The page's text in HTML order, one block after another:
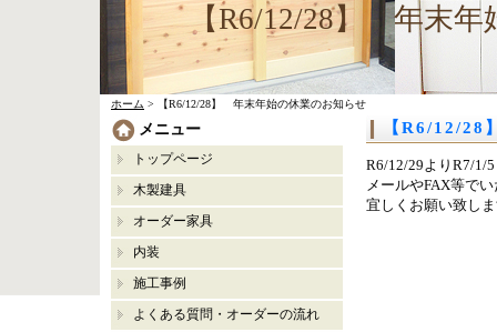
【R6/12/28】 年末年
ホーム > 【R6/12/28】 年末年始の休業のお知らせ
【R6/12/28
R6/12/29よりR7/1/
メールやFAX等で
宜しくお願い致し
メニュー
トップページ
木製建具
オーダー家具
内装
施工事例
よくある質問・オーダーの流れ